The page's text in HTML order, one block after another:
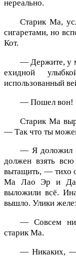
нереально.
Старик Ма,
сигаретами, но
Кот.
— Держите, у
ехидной
использованный
— Пошел вон!
Старик Ма
— Так что ты
— Я доложил
должен взять
вытащить, — тихо
Ма Лао Эр и Да
выложили всё.
вышло. Улики
— Совсем
старик Ма.
— Никаких, —